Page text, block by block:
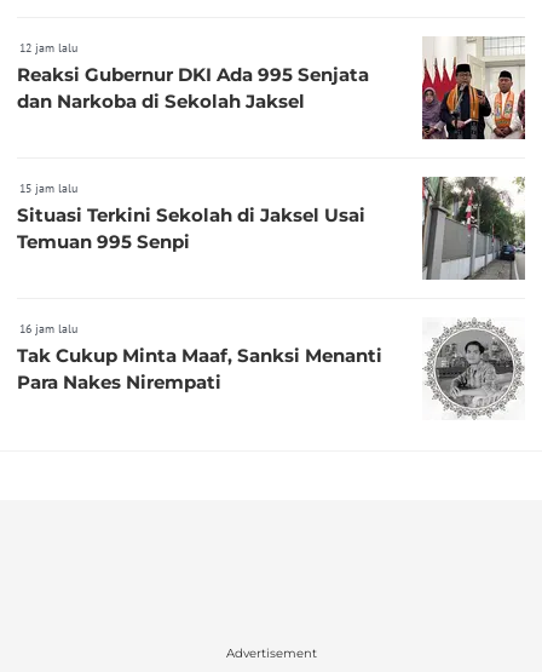
12 jam lalu
Reaksi Gubernur DKI Ada 995 Senjata
dan Narkoba di Sekolah Jaksel
15 jam lalu
Situasi Terkini Sekolah di Jaksel Usai
Temuan 995 Senpi
16 jam lalu
Tak Cukup Minta Maaf, Sanksi Menanti
Para Nakes Nirempati
Advertisement